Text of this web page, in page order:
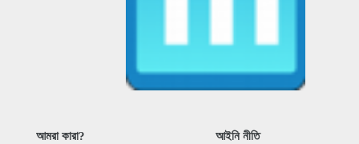
আমরা কারা? আইনি নীতি